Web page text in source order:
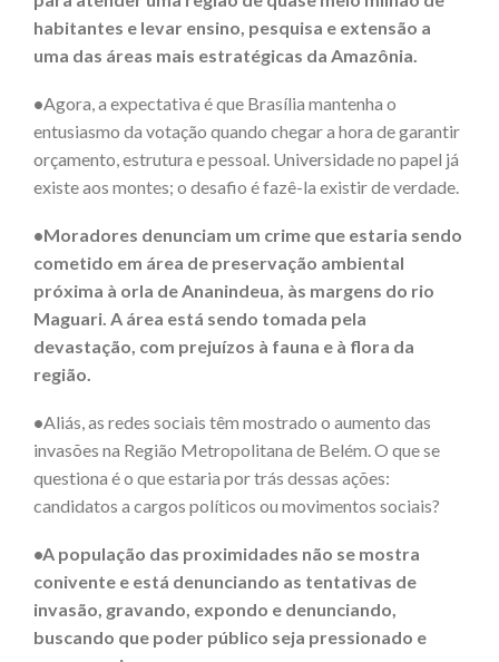
habitantes e levar ensino, pesquisa e extensão a
uma das áreas mais estratégicas da Amazônia.
•Agora, a expectativa é que Brasília mantenha o
entusiasmo da votação quando chegar a hora de garantir
orçamento, estrutura e pessoal. Universidade no papel já
existe aos montes; o desafio é fazê-la existir de verdade.
•Moradores denunciam um crime que estaria sendo
cometido em área de preservação ambiental
próxima à orla de Ananindeua, às margens do rio
Maguari. A área está sendo tomada pela
devastação, com prejuízos à fauna e à flora da
região.
•Aliás, as redes sociais têm mostrado o aumento das
invasões na Região Metropolitana de Belém. O que se
questiona é o que estaria por trás dessas ações:
candidatos a cargos políticos ou movimentos sociais?
•A população das proximidades não se mostra
conivente e está denunciando as tentativas de
invasão, gravando, expondo e denunciando,
buscando que poder público seja pressionado e